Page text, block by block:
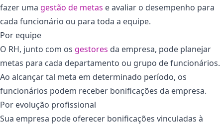
fazer uma gestão de metas e avaliar o desempenho para
cada funcionário ou para toda a equipe.
Por equipe
O RH, junto com os gestores da empresa, pode planejar
metas para cada departamento ou grupo de funcionários.
Ao alcançar tal meta em determinado período, os
funcionários podem receber bonificações da empresa.
Por evolução profissional
Sua empresa pode oferecer bonificações vinculadas à